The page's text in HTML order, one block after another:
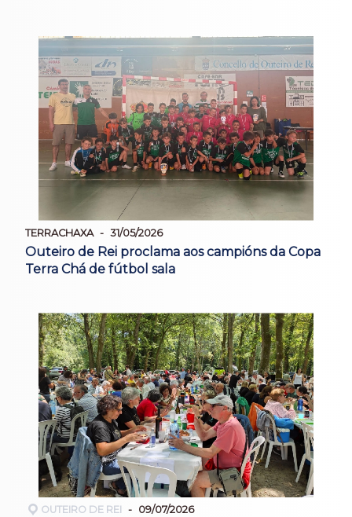
TERRACHAXA 31/05/2026
Outeiro de Rei proclama aos campións da Copa
Terra Chá de fútbol sala
OUTEIRO DE REI 09/07/2026